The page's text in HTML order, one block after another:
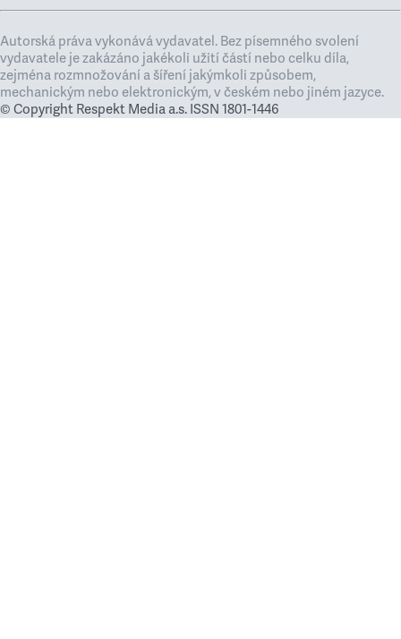
Autorská práva vykonává vydavatel. Bez písemného svolení
vydavatele je zakázáno jakékoli užití částí nebo celku díla,
zejména rozmnožování a šíření jakýmkoli způsobem,
mechanickým nebo elektronickým, v českém nebo jiném jazyce.
© Copyright Respekt Media a.s. ISSN 1801-1446